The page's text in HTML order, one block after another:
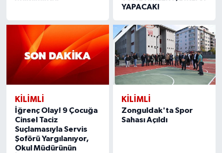
YAPACAK!
KILIMLI
İğrenç Olay! 9 Çocuğa
Cinsel Taciz
Suçlamasıyla Servis
Şoförü Yargılanıyor,
Okul Müdürünün
KILIMLI
Zonguldak'ta Spor
Sahası Açıldı